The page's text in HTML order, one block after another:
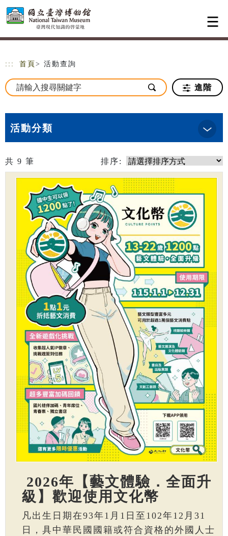
跳到主要內容
網站導覽
::: 首頁 > 活動查詢
進階
活動分類
共 9 筆 排序:
2026年【藝文體驗．全面升
級】歡迎使用文化幣
凡出生日期在93年1月1日至102年12月31
日，具中華民國國籍或符合資格的外國人士